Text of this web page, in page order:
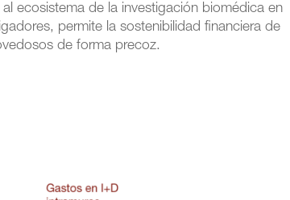
ecosistema de la investigación biomédica en
permite la sostenibilidad financiera de
de forma precoz.